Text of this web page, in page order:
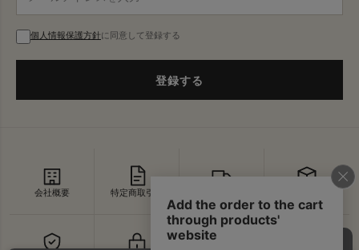
個人情報保護方針に同意して登録する
登録する
会社概要 特定商取引法